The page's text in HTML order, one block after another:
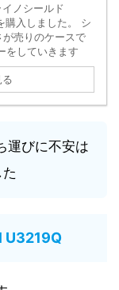
ノシールド
入しました。 シ
が売りのケースで
をしていきます
運びに不安は
U3219Q